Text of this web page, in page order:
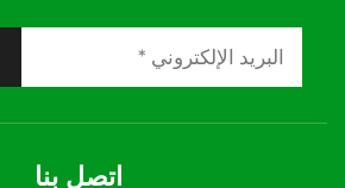
اتصل بنا